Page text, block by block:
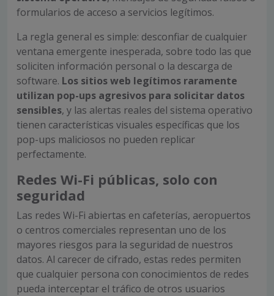
formularios de acceso a servicios legítimos.
La regla general es simple: desconfiar de cualquier
ventana emergente inesperada, sobre todo las que
soliciten información personal o la descarga de
software. Los sitios web legítimos raramente
utilizan pop-ups agresivos para solicitar datos
sensibles, y las alertas reales del sistema operativo
tienen características visuales específicas que los
pop-ups maliciosos no pueden replicar
perfectamente.
Redes Wi-Fi públicas, solo con
seguridad
Las redes Wi-Fi abiertas en cafeterías, aeropuertos
o centros comerciales representan uno de los
mayores riesgos para la seguridad de nuestros
datos. Al carecer de cifrado, estas redes permiten
que cualquier persona con conocimientos de redes
pueda interceptar el tráfico de otros usuarios